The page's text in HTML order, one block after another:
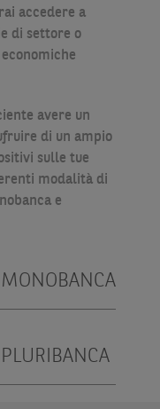
accedere a
di settore o
avere un
di un ampio
sulle tue
modalità di
e